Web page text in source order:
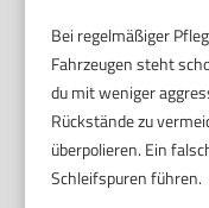
Bei regelmäßiger
Fahrzeugen steht
du mit weniger
Rückstände zu
überpolieren. Ein
Schleifspuren führen.